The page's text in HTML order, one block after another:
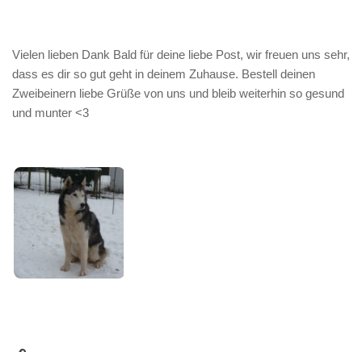
Vielen lieben Dank Bald für deine liebe Post, wir freuen uns sehr,
dass es dir so gut geht in deinem Zuhause. Bestell deinen
Zweibeinern liebe Grüße von uns und bleib weiterhin so gesund
und munter <3